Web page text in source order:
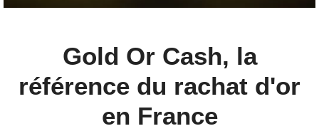
Gold Or Cash, la
référence du rachat d'or
en France